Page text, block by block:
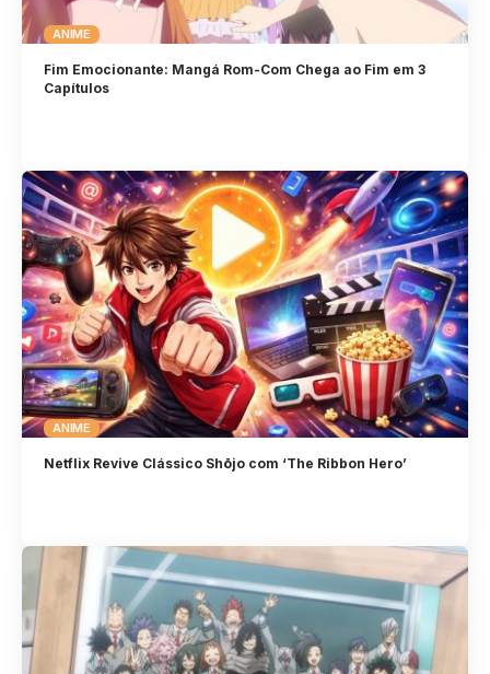
ANIME
Fim Emocionante: Mangá Rom-Com Chega ao Fim em 3
Capítulos
ANIME
Netflix Revive Clássico Shōjo com ‘The Ribbon Hero’